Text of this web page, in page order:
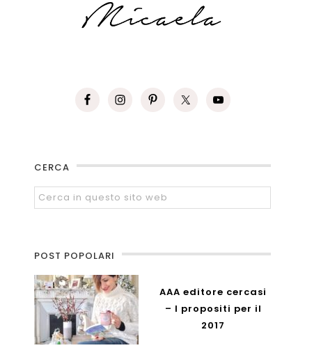
CERCA
POST POPOLARI
AAA editore cercasi
– I propositi per il
2017